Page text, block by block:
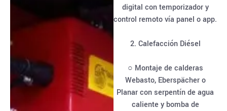
digital con temporizador y
control remoto vía panel o app.
2. Calefacción Diésel
○ Montaje de calderas
Webasto, Eberspächer o
Planar con serpentín de agua
caliente y bomba de